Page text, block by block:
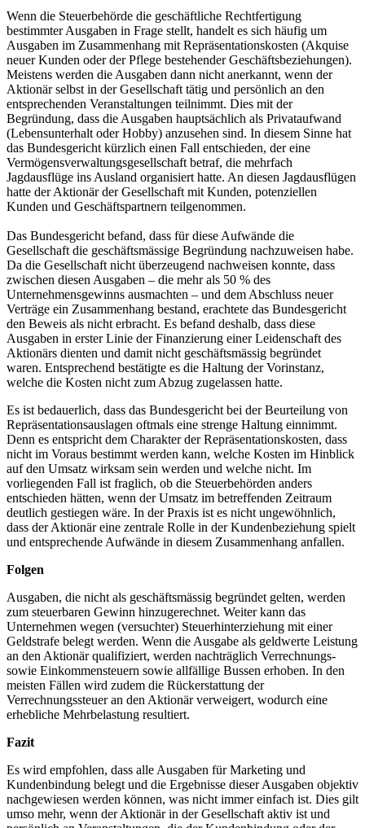
Wenn die Steuerbehörde die geschäftliche Rechtfertigung
bestimmter Ausgaben in Frage stellt, handelt es sich häufig um
Ausgaben im Zusammenhang mit Repräsentationskosten (Akquise
neuer Kunden oder der Pflege bestehender Geschäftsbeziehungen).
Meistens werden die Ausgaben dann nicht anerkannt, wenn der
Aktionär selbst in der Gesellschaft tätig und persönlich an den
entsprechenden Veranstaltungen teilnimmt. Dies mit der
Begründung, dass die Ausgaben hauptsächlich als Privataufwand
(Lebensunterhalt oder Hobby) anzusehen sind. In diesem Sinne hat
das Bundesgericht kürzlich einen Fall entschieden, der eine
Vermögensverwaltungsgesellschaft betraf, die mehrfach
Jagdausflüge ins Ausland organisiert hatte. An diesen Jagdausflügen
hatte der Aktionär der Gesellschaft mit Kunden, potenziellen
Kunden und Geschäftspartnern teilgenommen.
Das Bundesgericht befand, dass für diese Aufwände die
Gesellschaft die geschäftsmässige Begründung nachzuweisen habe.
Da die Gesellschaft nicht überzeugend nachweisen konnte, dass
zwischen diesen Ausgaben – die mehr als 50 % des
Unternehmensgewinns ausmachten – und dem Abschluss neuer
Verträge ein Zusammenhang bestand, erachtete das Bundesgericht
den Beweis als nicht erbracht. Es befand deshalb, dass diese
Ausgaben in erster Linie der Finanzierung einer Leidenschaft des
Aktionärs dienten und damit nicht geschäftsmässig begründet
waren. Entsprechend bestätigte es die Haltung der Vorinstanz,
welche die Kosten nicht zum Abzug zugelassen hatte.
Es ist bedauerlich, dass das Bundesgericht bei der Beurteilung von
Repräsentationsauslagen oftmals eine strenge Haltung einnimmt.
Denn es entspricht dem Charakter der Repräsentationskosten, dass
nicht im Voraus bestimmt werden kann, welche Kosten im Hinblick
auf den Umsatz wirksam sein werden und welche nicht. Im
vorliegenden Fall ist fraglich, ob die Steuerbehörden anders
entschieden hätten, wenn der Umsatz im betreffenden Zeitraum
deutlich gestiegen wäre. In der Praxis ist es nicht ungewöhnlich,
dass der Aktionär eine zentrale Rolle in der Kundenbeziehung spielt
und entsprechende Aufwände in diesem Zusammenhang anfallen.
Folgen
Ausgaben, die nicht als geschäftsmässig begründet gelten, werden
zum steuerbaren Gewinn hinzugerechnet. Weiter kann das
Unternehmen wegen (versuchter) Steuerhinterziehung mit einer
Geldstrafe belegt werden. Wenn die Ausgabe als geldwerte Leistung
an den Aktionär qualifiziert, werden nachträglich Verrechnungs-
sowie Einkommensteuern sowie allfällige Bussen erhoben. In den
meisten Fällen wird zudem die Rückerstattung der
Verrechnungssteuer an den Aktionär verweigert, wodurch eine
erhebliche Mehrbelastung resultiert.
Fazit
Es wird empfohlen, dass alle Ausgaben für Marketing und
Kundenbindung belegt und die Ergebnisse dieser Ausgaben objektiv
nachgewiesen werden können, was nicht immer einfach ist. Dies gilt
umso mehr, wenn der Aktionär in der Gesellschaft aktiv ist und